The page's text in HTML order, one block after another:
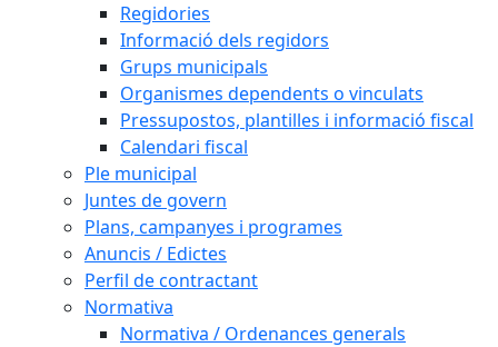
Regidories
Informació dels regidors
Grups municipals
Organismes dependents o vinculats
Pressupostos, plantilles i informació fiscal
Calendari fiscal
Ple municipal
Juntes de govern
Plans, campanyes i programes
Anuncis / Edictes
Perfil de contractant
Normativa
Normativa / Ordenances generals